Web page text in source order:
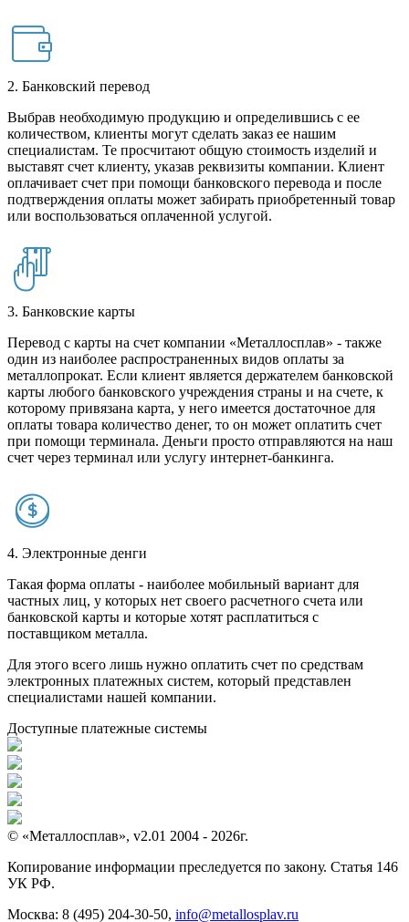
2. Банковский перевод
Выбрав необходимую продукцию и определившись с ее
количеством, клиенты могут сделать заказ ее нашим
специалистам. Те просчитают общую стоимость изделий и
выставят счет клиенту, указав реквизиты компании. Клиент
оплачивает счет при помощи банковского перевода и после
подтверждения оплаты может забирать приобретенный товар
или воспользоваться оплаченной услугой.
3. Банковские карты
Перевод с карты на счет компании «Металлосплав» - также
один из наиболее распространенных видов оплаты за
металлопрокат. Если клиент является держателем банковской
карты любого банковского учреждения страны и на счете, к
которому привязана карта, у него имеется достаточное для
оплаты товара количество денег, то он может оплатить счет
при помощи терминала. Деньги просто отправляются на наш
счет через терминал или услугу интернет-банкинга.
4. Электронные денги
Такая форма оплаты - наиболее мобильный вариант для
частных лиц, у которых нет своего расчетного счета или
банковской карты и которые хотят расплатиться с
поставщиком металла.
Для этого всего лишь нужно оплатить счет по средствам
электронных платежных систем, который представлен
специалистами нашей компании.
Доступные платежные системы
© «Металлосплав», v2.01 2004 - 2026г.
Копирование информации преследуется по закону. Статья 146
УК РФ.
Москва: 8 (495) 204-30-50, info@metallosplav.ru